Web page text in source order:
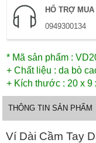
HỔ TRỢ MUA
0949300134
* Mã sản phẩm :
+ Chất liệu : da bò
+ Kích thước : 20 x 9
THÔNG TIN SẢN PHẨM
Ví Dài Cầm Tay